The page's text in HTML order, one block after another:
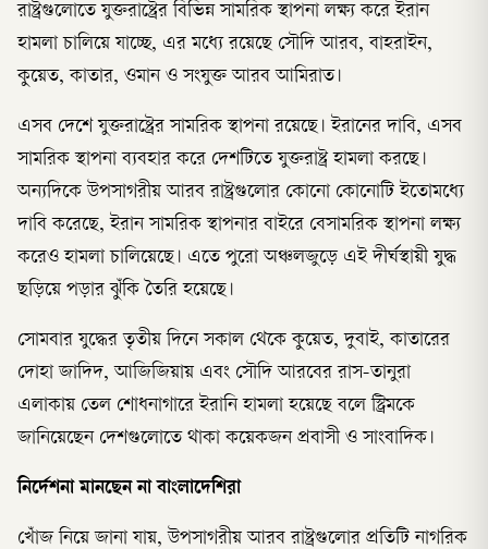
রাষ্ট্রগুলোতে যুক্তরাষ্ট্রের বিভিন্ন সামরিক স্থাপনা লক্ষ্য করে ইরান
হামলা চালিয়ে যাচ্ছে, এর মধ্যে রয়েছে সৌদি আরব, বাহরাইন,
কুয়েত, কাতার, ওমান ও সংযুক্ত আরব আমিরাত।
এসব দেশে যুক্তরাষ্ট্রের সামরিক স্থাপনা রয়েছে। ইরানের দাবি, এসব
সামরিক স্থাপনা ব্যবহার করে দেশটিতে যুক্তরাষ্ট্র হামলা করছে।
অন্যদিকে উপসাগরীয় আরব রাষ্ট্রগুলোর কোনো কোনোটি ইতোমধ্যে
দাবি করেছে, ইরান সামরিক স্থাপনার বাইরে বেসামরিক স্থাপনা লক্ষ্য
করেও হামলা চালিয়েছে। এতে পুরো অঞ্চলজুড়ে এই দীর্ঘস্থায়ী যুদ্ধ
ছড়িয়ে পড়ার ঝুঁকি তৈরি হয়েছে।
সোমবার যুদ্ধের তৃতীয় দিনে সকাল থেকে কুয়েত, দুবাই, কাতারের
দোহা জাদিদ, আজিজিয়ায় এবং সৌদি আরবের রাস-তানুরা
এলাকায় তেল শোধনাগারে ইরানি হামলা হয়েছে বলে স্ট্রিমকে
জানিয়েছেন দেশগুলোতে থাকা কয়েকজন প্রবাসী ও সাংবাদিক।
নির্দেশনা মানছেন না বাংলাদেশিরা
খোঁজ নিয়ে জানা যায়, উপসাগরীয় আরব রাষ্ট্রগুলোর প্রতিটি নাগরিক